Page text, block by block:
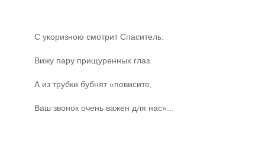
С укоризною смотрит Спаситель.
Вижу пару прищуренных глаз.
А из трубки бубнят «повисите,
Ваш звонок очень важен для нас»...